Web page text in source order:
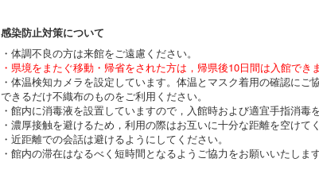
感染防止対策について
・体調不良の方は来館をご遠慮ください。
・県境をまたぐ移動・帰省をされた方は，帰県後10日間は入館でき
・体温検知カメラを設定しています。体温とマスク着用の確認に
できるだけ不織布のものをご利用ください。
・館内に消毒液を設置していますので，入館時および適宜手指消毒
・濃厚接触を避けるため，利用の際はお互いに十分な距離を空けてく
・近距離での会話は避けるようにしてください。
・館内の滞在はなるべく短時間となるようご協力をお願いいたします